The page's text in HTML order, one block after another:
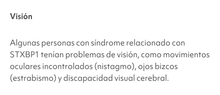
Visión
Algunas personas consíndrome relacionado con
STXBP1 tenían problemas de visión, como movimientos
oculares incontrolados (nistagmo), ojos bizcos
(estrabismo) y discapacidad visual cerebral.